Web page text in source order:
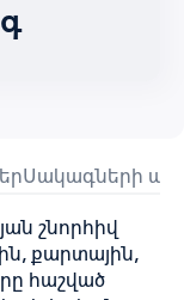
Սակագների
շնորհիվ
քարտային,
հաշված